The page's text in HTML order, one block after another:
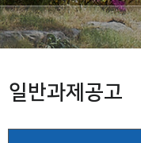
일반과제공고